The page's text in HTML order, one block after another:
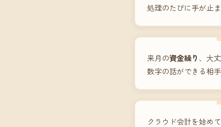
処理のたびに手が止
来月の資金繰り 、大
数字の話ができる相
クラウド会計を始め